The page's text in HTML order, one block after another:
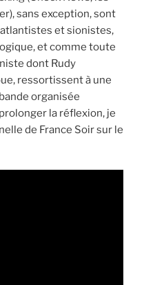
sans exception, sont
et sionistes,
et comme toute
dont Rudy
ressortissent à une
organisée
la réflexion, je
de France Soir sur le